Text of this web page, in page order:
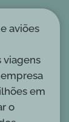
aviões
viagens
em
o